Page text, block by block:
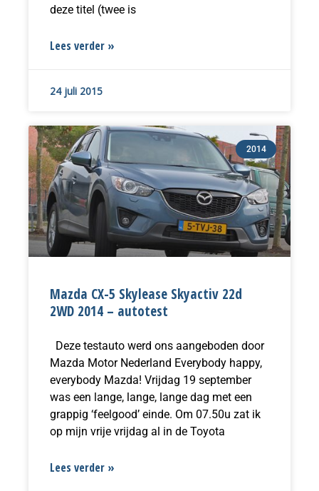
deze titel (twee is
Lees verder »
24 juli 2015
2014
Mazda CX-5 Skylease Skyactiv 22d
2WD 2014 – autotest
Deze testauto werd ons aangeboden door
Mazda Motor Nederland Everybody happy,
everybody Mazda! Vrijdag 19 september
was een lange, lange, lange dag met een
grappig ‘feelgood’ einde. Om 07.50u zat ik
op mijn vrije vrijdag al in de Toyota
Lees verder »